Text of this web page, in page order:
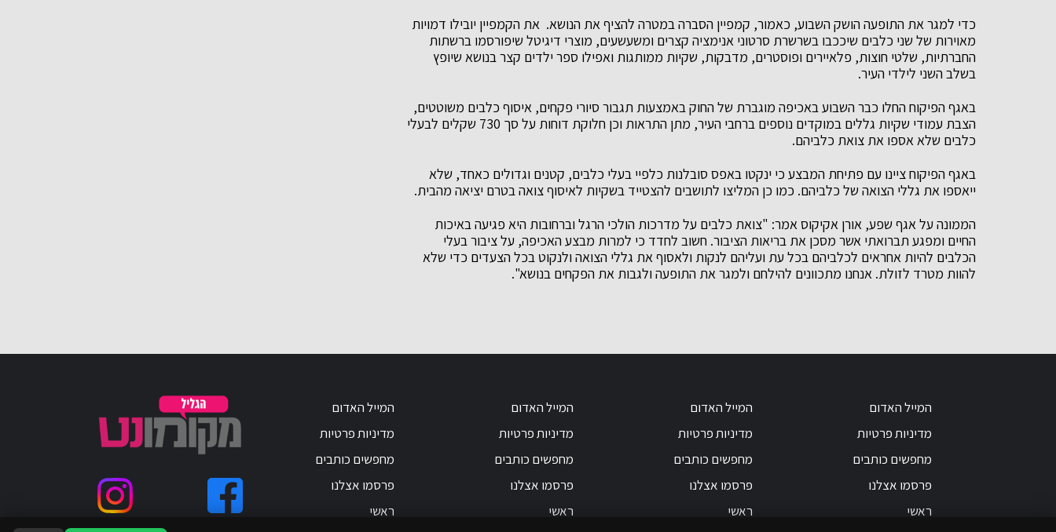
כדי למגר את התופעה הושק השבוע, כאמור, קמפיין הסברה במטרה להציף את הנושא. את הקמפיין יובילו דמויות
מאוירות של שני כלבים שיככבו בשרשרת סרטוני אנימציה קצרים ומשעשעים, מוצרי דיגיטל שיפורסמו ברשתות
החברתיות, שלטי חוצות, פלאיירים ופוסטרים, מדבקות, שקיות ממותגות ואפילו ספר ילדים קצר בנושא שיופץ
בשלב השני לילדי העיר.
באגף הפיקוח החלו כבר השבוע באכיפה מוגברת של החוק באמצעות תגבור סיורי פקחים, איסוף כלבים משוטטים,
הצבת עמודי שקיות גללים במוקדים נוספים ברחבי העיר, מתן התראות וכן חלוקת דוחות על סך 730 שקלים לבעלי
כלבים שלא אספו את צואת כלביהם.
באגף הפיקוח ציינו עם פתיחת המבצע כי ינקטו באפס סובלנות כלפיי בעלי כלבים, קטנים וגדולים כאחד, שלא
ייאספו את גללי הצואה של כלביהם. כמו כן המליצו לתושבים להצטייד בשקיות לאיסוף צואה בטרם יציאה מהבית.
הממונה על אגף שפע, אורן אקיקוס אמר: "צואת כלבים על מדרכות הולכי הרגל וברחובות היא פגיעה באיכות
החיים ומפגע תברואתי אשר מסכן את בריאות הציבור. חשוב לחדד כי למרות מבצע האכיפה, על ציבור בעלי
הכלבים להיות אחראים לכלביהם בכל עת ועליהם לנקות ולאסוף את גללי הצואה ולנקוט בכל הצעדים כדי שלא
להוות מטרד לזולת. אנחנו מתכוונים להילחם ולמגר את התופעה ולגבות את הפקחים בנושא".
המייל האדום
מדיניות פרטיות
מחפשים כותבים
פרסמו אצלנו
ראשי
המייל האדום
מדיניות פרטיות
מחפשים כותבים
פרסמו אצלנו
ראשי
המייל האדום
מדיניות פרטיות
מחפשים כותבים
פרסמו אצלנו
ראשי
המייל האדום
מדיניות פרטיות
מחפשים כותבים
פרסמו אצלנו
ראשי